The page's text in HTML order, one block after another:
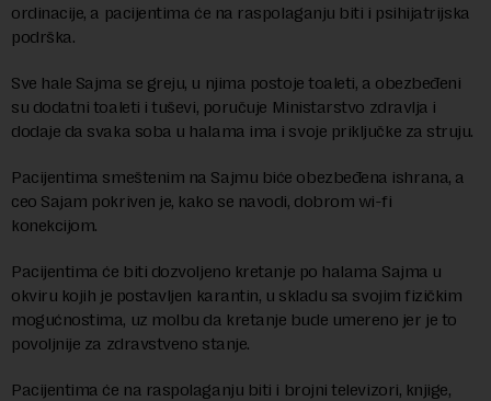
ordinacije, a pacijentima će na raspolaganju biti i psihijatrijska
podrška.
Sve hale Sajma se greju, u njima postoje toaleti, a obezbeđeni
su dodatni toaleti i tuševi, poručuje Ministarstvo zdravlja i
dodaje da svaka soba u halama ima i svoje priključke za struju.
Pacijentima smeštenim na Sajmu biće obezbeđena ishrana, a
ceo Sajam pokriven je, kako se navodi, dobrom wi-fi
konekcijom.
Pacijentima će biti dozvoljeno kretanje po halama Sajma u
okviru kojih je postavljen karantin, u skladu sa svojim fizičkim
mogućnostima, uz molbu da kretanje bude umereno jer je to
povoljnije za zdravstveno stanje.
Pacijentima će na raspolaganju biti i brojni televizori, knjige,